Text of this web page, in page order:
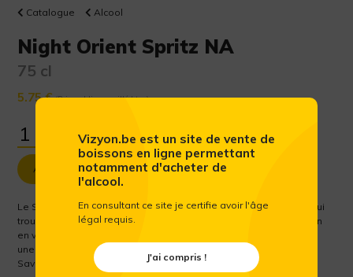
Catalogue Alcool
Night Orient Spritz NA
75 cl
5.75 €(Prix public conseillé htva)
Ajouter au panier
Le Spritz original aurait été inventé par des soldats autrichiens qui
trouvaient le vin italien trop alcoolisé. Nous allons encore plus loin
en vous proposant le Night Orient Spritz sans alcool, qui dégage
une amertume et un arôme similaire à son homologue alcoolisé.
Savourez ce mocktail bien frais avec vos amis ou en famille !
Vizyon.be est un site de vente de
boissons en ligne permettant
notamment d'acheter de
l'alcool.
En consultant ce site je certifie avoir l'âge
légal requis.
J'ai compris !